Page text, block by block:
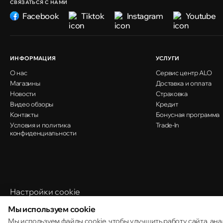
СВЯЗАТЬСЯ С НАМИ
Facebook Tiktok Instagram Youtube
ИНФОРМАЦИЯ
О нас
Магазины
Новости
Видео обзоры
Контакты
Условия и политика
конфиденциальности
УСЛУГИ
Сервис центр ALO
Доставка и оплата
Страховка
Кредит
Бонусная программа
Trade-In
Настройки cookie
Политика использования cookie
Мы используем cookie
Мы используем файлы cookie, чтобы улучшить работу сайта,